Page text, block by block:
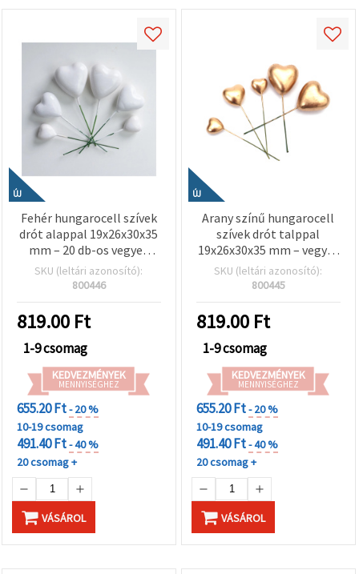
ÚJ
Fehér hungarocell szívek
drót alappal 19x26x30x35
mm – 20 db-os vegyes
szett – virágkötészethez,
ajándékdekorhoz és
díszítéshez
SKU (leltári azonosító):
800446
819.00 Ft
1-9 csomag
KEDVEZMÉNYEK
MENNYISÉGHEZ
655.20 Ft- 20 %
10-19 csomag
491.40 Ft- 40 %
20 csomag +
VÁSÁROL
ÚJ
Arany színű hungarocell
szívek drót talppal
19x26x30x35 mm – vegyes
méret – 20 db-os szett –
virágkötészethez,
kreatív hobby kézműves
projektekhez
SKU (leltári azonosító):
800445
819.00 Ft
1-9 csomag
KEDVEZMÉNYEK
MENNYISÉGHEZ
655.20 Ft- 20 %
10-19 csomag
491.40 Ft- 40 %
20 csomag +
VÁSÁROL